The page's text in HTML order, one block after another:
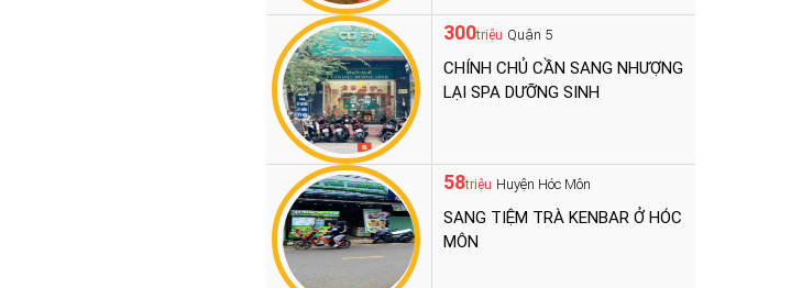
300triệu Quận 5
CHÍNH CHỦ CẦN SANG NHƯỢNG
LẠI SPA DƯỠNG SINH
58triệu Huyện Hóc Môn
SANG TIỆM TRÀ KENBAR Ở HÓC
MÔN